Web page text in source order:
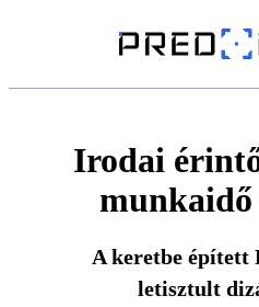
Videók
Irodai
A keretbe épített
letisztult